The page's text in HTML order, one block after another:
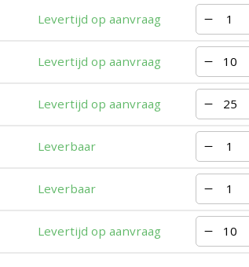
Levertijd op aanvraag
Levertijd op aanvraag
Levertijd op aanvraag
Leverbaar
Leverbaar
Levertijd op aanvraag